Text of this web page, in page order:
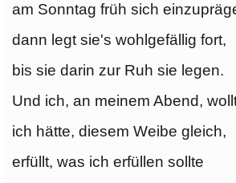
am Sonntag früh sich
dann legt sie's wohlgefällig fort,
bis sie darin zur Ruh sie legen.
Und ich, an meinem Abend,
ich hätte, diesem Weibe gleich,
erfüllt, was ich erfüllen sollte